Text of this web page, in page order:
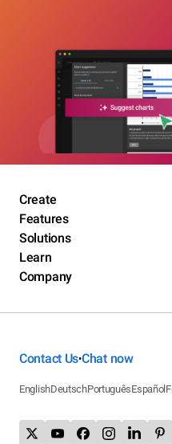
Create
Features
Solutions
Learn
Company
Contact Us•Chat now
EnglishDeutschPortuguêsEspañol